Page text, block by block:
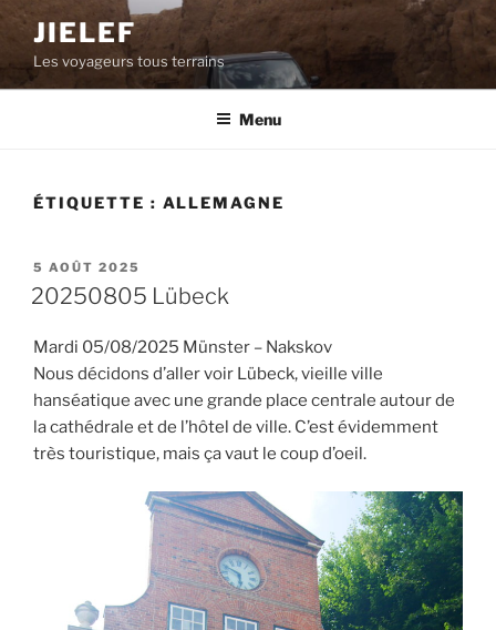
Aller
contenu
principal
JIELEF
Les voyageurs tous terrains
Menu
ÉTIQUETTE : ALLEMAGNE
PUBLIÉ
LE
5 AOÛT 2025
20250805 Lübeck
Mardi 05/08/2025 Münster – Nakskov
Nous décidons d’aller voir Lübeck, vieille ville
hanséatique avec une grande place centrale autour de
la cathédrale et de l’hôtel de ville. C’est évidemment
très touristique, mais ça vaut le coup d’oeil.